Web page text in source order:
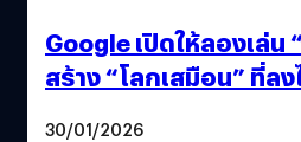
Google เปิดให้ลองเล่น
สร้าง “โลกเสมือน” ที่ล
30/01/2026